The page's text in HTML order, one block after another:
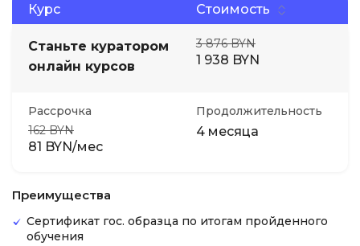
Курс Стоимость
Станьте куратором
онлайн курсов
3 876 BYN
1 938 BYN
Рассрочка
162 BYN
81 BYN/мес
Продолжительность
4 месяца
Преимущества
Сертификат гос. образца по итогам пройденного
обучения